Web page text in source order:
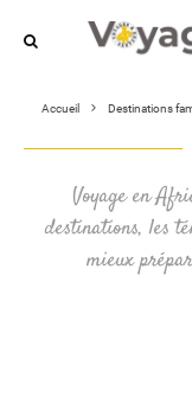
Accueil Destinations
Voyage en
destinations, les
mieux